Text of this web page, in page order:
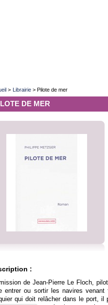
> Librairie > Pilote de mer
DE MER
:
de Jean-Pierre Le Floch,
entrer ou sortir les navires
qui doit relâcher dans le port,